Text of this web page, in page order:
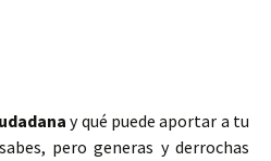
y qué puede aportar a tu
pero generas y derrochas